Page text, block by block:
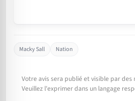
Macky Sall Nation
Votre avis sera publié et visible par des
Veuillez l'exprimer dans un langage